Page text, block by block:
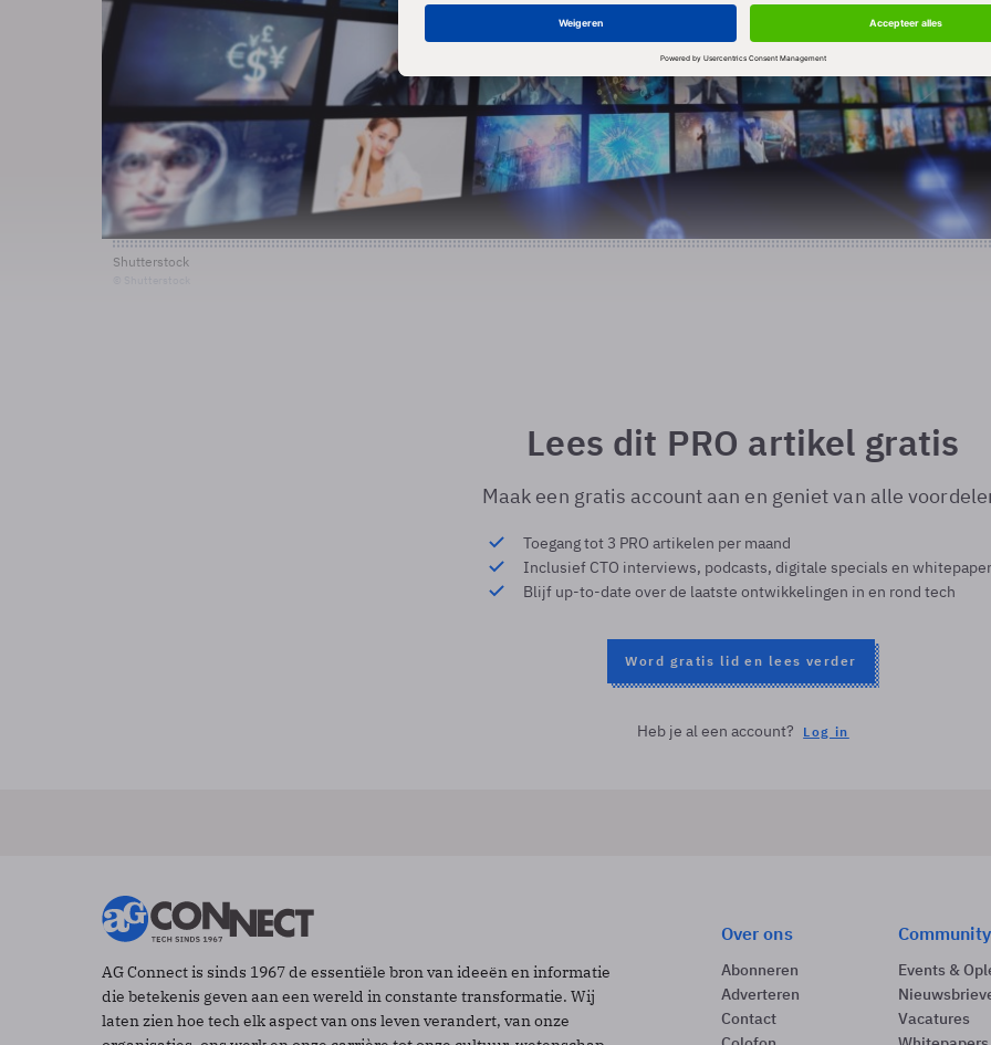
Shutterstock
Lees dit PRO artikel gratis
Maak een gratis account aan en geniet van alle
Toegang tot 3 PRO artikelen per maand
Inclusief CTO interviews, podcasts, digitale specials en
Blijf up-to-date over de laatste ontwikkelingen in en rond tech
Word gratis lid en lees verder
Heb je al een account? Log in
AG Connect is sinds 1967 de essentiële bron van ideeën en informatie
die betekenis geven aan een wereld in constante transformatie. Wij
laten zien hoe tech elk aspect van ons leven verandert, van onze
Over ons
Abonneren
Adverteren
Contact
Community
Events &
Vacatures